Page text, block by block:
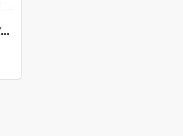
Nepal Cube GTX - Yellow